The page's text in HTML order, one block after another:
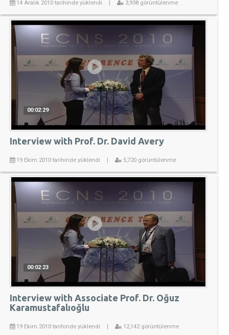
14 Aralık 2010 tarihinde yüklendi 3,938 görüntülenme
00:02:29
Interview with Prof. Dr. David Avery
19 Ekim 2010 tarihinde yüklendi | 5,720 görüntülenme
00:02:23
Interview with Associate Prof. Dr. Oğuz
Karamustafalıoğlu
19 Ekim 2010 tarihinde yüklendi | 12,142 görüntülenme